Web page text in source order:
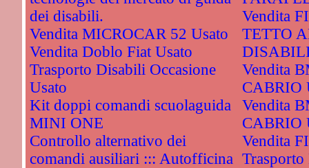
dei disabili.
Vendita MICROCAR 52 Usato
Vendita Doblo Fiat Usato
Trasporto Disabili Occasione
Usato
Kit doppi comandi scuolaguida
MINI ONE
Controllo alternativo dei
comandi ausiliari ::: Autofficina
Vendita
TETTO
Vendita
CABRIO
Vendita
CABRIO
Vendita